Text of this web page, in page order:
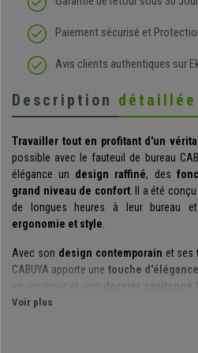
Paiement sécurisé et
Avis clients authentiques sur
Description détaillée
Travailler tout en profitant d'un
possible avec le fauteuil de bureau
élégance un design raffiné, des
grand niveau de confort. Il a été
de longues heures à leur bureau
ergonomie et style.
Avec son design contemporain et ses
CABUYA apporte une touche d'élégance
en similicuir et son
dossier capitonné
tout en garantissant un
Voir plus